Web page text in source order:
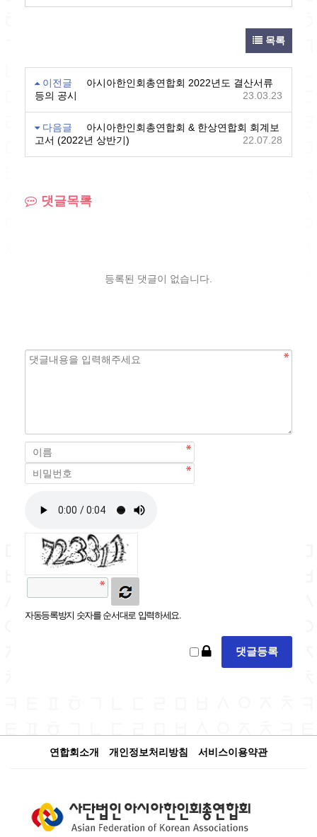
목록
이전글
아시아한인회총연합회 2022년도 결산서류
등의 공시
23.03.23
다음글
아시아한인회총연합회 & 한상연합회 회계보
고서 (2022년 상반기)
22.07.28
댓글목록
등록된 댓글이 없습니다.
자동등록방지 숫자를 순서대로 입력하세요.
연합회소개 개인정보처리방침 서비스이용약관